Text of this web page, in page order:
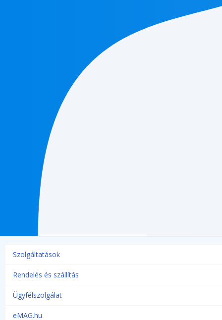
Szolgáltatások
Rendelés és szállítás
Ügyfélszolgálat
eMAG.hu